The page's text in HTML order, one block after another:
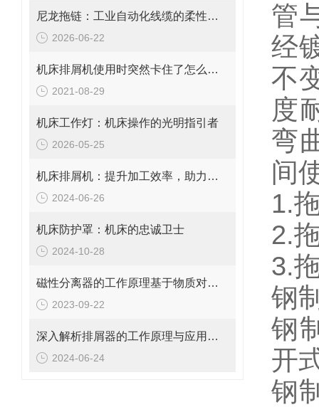
尼龙拖链：工业自动化线缆的柔性牵引与保护系统
2026-06-22
机床排屑机使用时突然卡住了怎么办？
2021-08-29
机床工作灯：机床操作的光明指引者
2026-05-25
机床排屑机：提升加工效率，助力工业自动化
2024-06-26
机床防护罩：机床的忠诚卫士
2024-10-28
磁性分离器的工作原理基于物质对磁场的响应特性
2023-09-22
深入解析排屑器的工作原理与应用价值
2024-06-24
管
经
不
度
弯
间
1.
2.
3.
钢
钢
开
钢